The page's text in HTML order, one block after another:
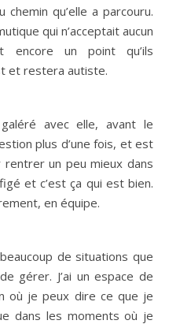
qu’elle a parcouru.
qui n’acceptait aucun
encore un point qu’ils
et restera autiste.
avec elle, avant le
plus d’une fois, et est
un peu mieux dans
et c’est ça qui est bien.
en équipe.
de situations que
gérer. J’ai un espace de
où je peux dire ce que je
dans les moments où je